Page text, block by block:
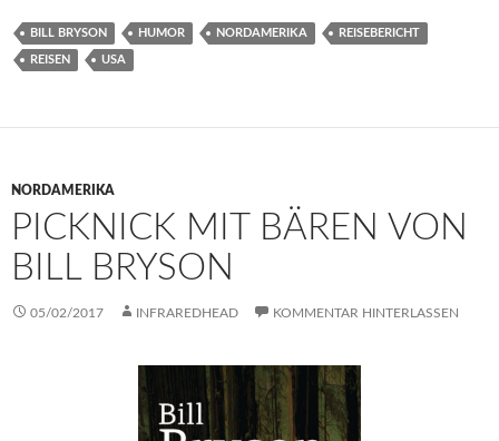
BILL BRYSON HUMOR NORDAMERIKA REISEBERICHT
REISEN USA
NORDAMERIKA
PICKNICK MIT BÄREN VON
BILL BRYSON
05/02/2017 INFRAREDHEAD KOMMENTAR HINTERLASSEN